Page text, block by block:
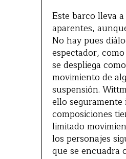
Este barco lleva
aparentes,
No hay pues
espectador,
se despliega
movimiento de
suspensión.
ello seguramente
composiciones
limitado
los personajes
que se encuadra